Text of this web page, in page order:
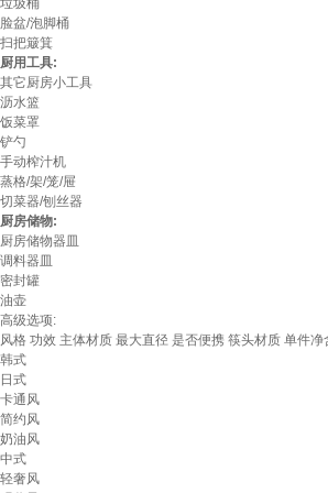
垃圾桶
脸盆/泡脚桶
扫把簸箕
厨用工具:
其它厨房小工具
沥水篮
饭菜罩
铲勺
手动榨汁机
蒸格/架/笼/屉
切菜器/刨丝器
厨房储物:
厨房储物器皿
调料器皿
密封罐
油壶
高级选项:
风格 功效 主体材质 最大直径 是否便携 筷头材质 单件净
韩式
日式
卡通风
简约风
奶油风
中式
轻奢风